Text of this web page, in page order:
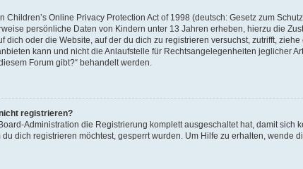
Children’s Online Privacy Protection Act of 1998 (deutsch: Gesetz zum
persönliche Daten von Kindern unter 13 Jahren erheben, hierzu die
dich oder die Website, auf der du dich zu registrieren versuchst, zutrifft,
kann und nicht die Anlaufstelle für Rechtsangelegenheiten jeglicher
Forum gibt?“ behandelt werden.
registrieren?
Administration die Registrierung komplett ausgeschaltet hat, damit
dich registrieren möchtest, gesperrt wurden. Um Hilfe zu erhalten, wende